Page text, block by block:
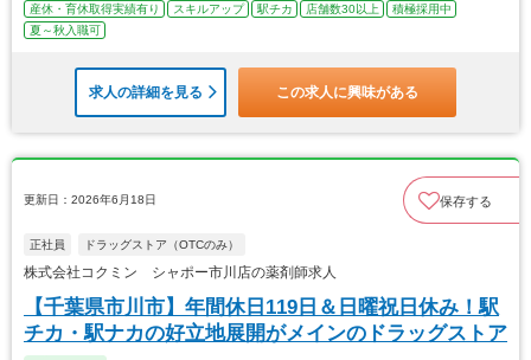
産休・育休取得実績有り
スキルアップ 駅チカ 店舗数30以上
積極採用中
夏～秋入職可
求人の詳細を見る この求人に興味がある
更新日：2026年6月18日 保存する
正社員 ドラッグストア（OTCのみ）
株式会社コクミン シャポー市川店の薬剤師求人
【千葉県市川市】年間休日119日＆日曜祝日休み！駅
チカ・駅ナカの好立地展開がメインのドラッグストア